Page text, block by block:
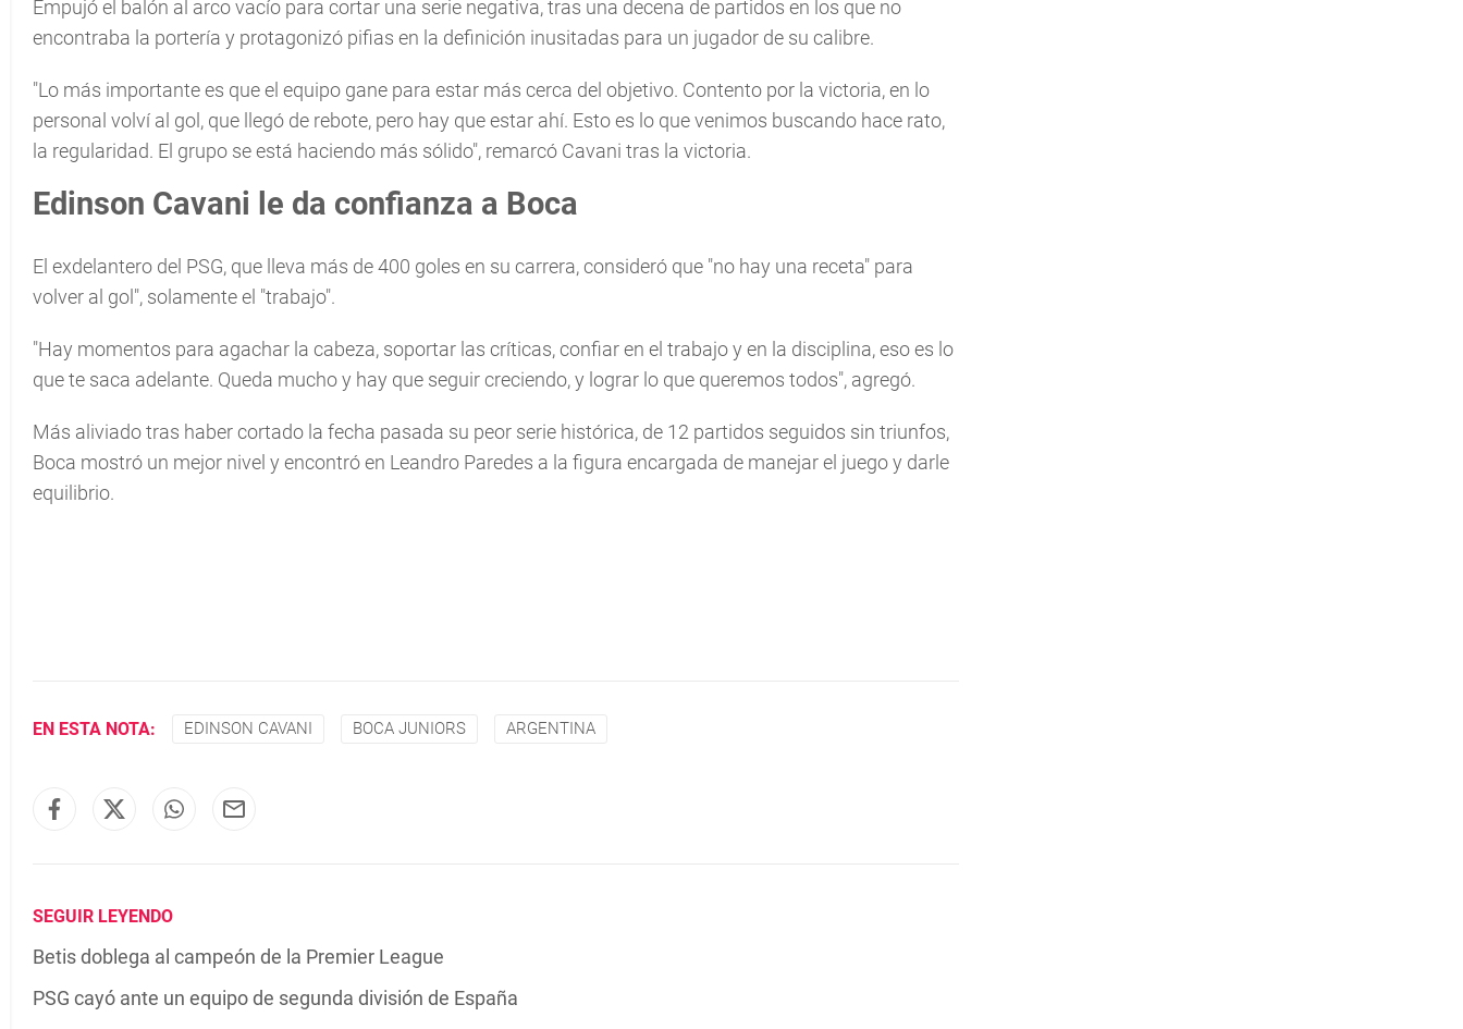
Empujó el balón al arco vacío para cortar una serie negativa, tras una decena de partidos en los que no
encontraba la portería y protagonizó pifias en la definición inusitadas para un jugador de su calibre.
"Lo más importante es que el equipo gane para estar más cerca del objetivo. Contento por la victoria, en lo
personal volví al gol, que llegó de rebote, pero hay que estar ahí. Esto es lo que venimos buscando hace rato,
la regularidad. El grupo se está haciendo más sólido", remarcó Cavani tras la victoria.
Edinson Cavani le da confianza a Boca
El exdelantero del PSG, que lleva más de 400 goles en su carrera, consideró que "no hay una receta" para
volver al gol", solamente el "trabajo".
"Hay momentos para agachar la cabeza, soportar las críticas, confiar en el trabajo y en la disciplina, eso es lo
que te saca adelante. Queda mucho y hay que seguir creciendo, y lograr lo que queremos todos", agregó.
Más aliviado tras haber cortado la fecha pasada su peor serie histórica, de 12 partidos seguidos sin triunfos,
Boca mostró un mejor nivel y encontró en Leandro Paredes a la figura encargada de manejar el juego y darle
equilibrio.
EN ESTA NOTA: EDINSON CAVANI BOCA JUNIORS ARGENTINA
SEGUIR LEYENDO
Betis doblega al campeón de la Premier League
PSG cayó ante un equipo de segunda división de España